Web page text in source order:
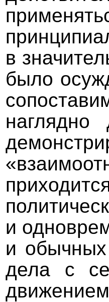
в
было
наглядно
и
и
дела с